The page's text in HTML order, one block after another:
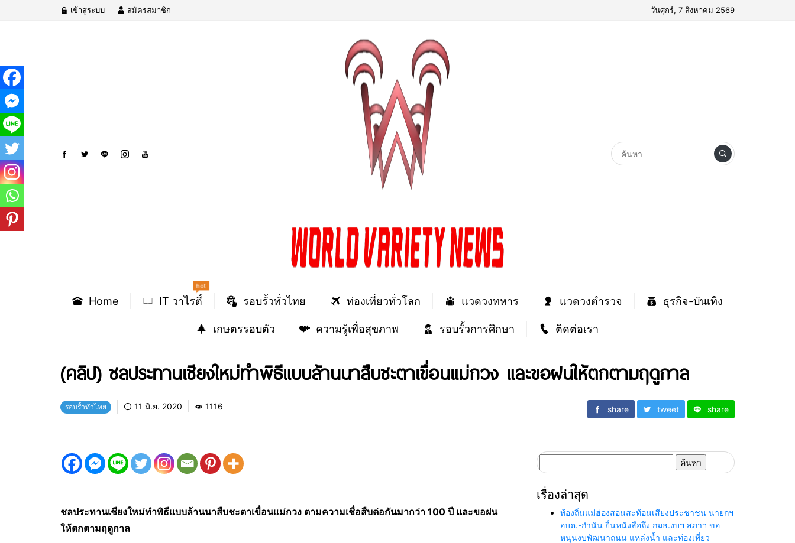
เข้าสู่ระบบ สมัครสมาชิก วันศุกร์, 7 สิงหาคม 2569
Home IT วาไรตี้
hot
รอบรั้วทั่วไทย ท่องเที่ยวทั่วโลก แวดวงทหาร แวดวงตำรวจ ธุรกิจ-บันเทิง
เกษตรรอบตัว ความรู้เพื่อสุขภาพ รอบรั้วการศึกษา ติดต่อเรา
(คลิป) ชลประทานเชียงใหม่ทำพิธีแบบล้านนาสืบชะตาเขื่อนแม่กวง และขอฝนให้ตกตามฤดูกาล
รอบรั้วทั่วไทย 11 มิ.ย. 2020 1116 share tweet share
ชลประทานเชียงใหม่ทำพิธีแบบล้านนาสืบชะตาเขื่อนแม่กวง ตามความเชื่อสืบต่อกันมากว่า 100 ปี และขอฝน
ให้ตกตามฤดูกาล
สำหรับ:
เรื่องล่าสุด
ท้องถิ่นแม่ฮ่องสอนสะท้อนเสียงประชาชน นายกฯ
อบต.-กำนัน ยื่นหนังสือถึง กมธ.งบฯ สภาฯ ขอ
หนุนงบพัฒนาถนน แหล่งน้ำ และท่องเที่ยว